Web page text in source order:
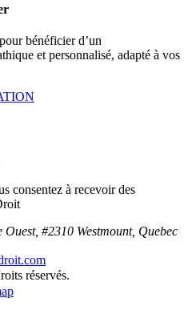
bénéficier d’un
et personnalisé, adapté à vos
consentez à recevoir des
#2310 Westmount, Quebec
réservés.